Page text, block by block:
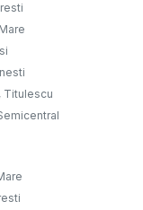
Titulescu